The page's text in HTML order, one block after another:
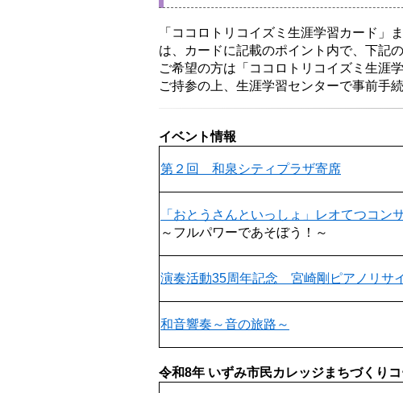
「ココロトリコイズミ生涯学習カード」
は、カードに記載のポイント内で、下記
ご希望の方は「ココロトリコイズミ生涯
ご持参の上、生涯学習センターで事前手
イベント情報
第２回 和泉シティプラザ寄席
「おとうさんといっしょ」レオてつコン
～フルパワーであそぼう！～
演奏活動35周年記念 宮崎剛ピアノリサ
和音響奏～音の旅路～
令和8年 いずみ市民カレッジまちづくり